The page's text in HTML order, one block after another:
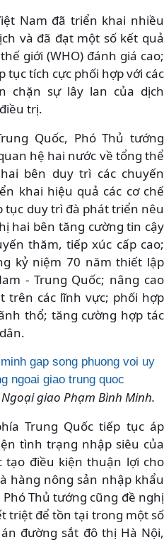
Nam đã triển khai nhiều
và đã đạt một số kết quả
giới (WHO) đánh giá cao;
tục tích cực phối hợp với các
chặn sự lây lan của dịch
trị.
Quốc, Phó Thủ tướng
hệ hai nước về tổng thể
bên duy trì các chuyến
khai hiệu quả các cơ chế
tục duy trì đà phát triển nêu
hai bên tăng cường tin cậy
thăm, tiếp xúc cấp cao;
kỷ niệm 70 năm thiết lập
- Trung Quốc; nâng cao
trên các lĩnh vực; phối hợp
thổ; tăng cường hợp tác
giao Phạm Bình Minh.
Trung Quốc tiếp tục áp
tình trạng nhập siêu của
tạo điều kiện thuận lợi cho
hàng nông sản nhập khẩu
Thủ tướng cũng đề nghị
triệt để tồn tại trong một số
đường sắt đô thị Hà Nội,